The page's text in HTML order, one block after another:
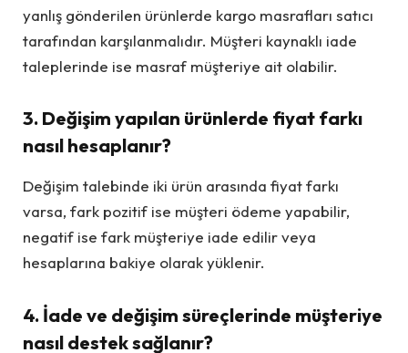
yanlış gönderilen ürünlerde kargo masrafları satıcı
tarafından karşılanmalıdır. Müşteri kaynaklı iade
taleplerinde ise masraf müşteriye ait olabilir.
3. Değişim yapılan ürünlerde fiyat farkı
nasıl hesaplanır?
Değişim talebinde iki ürün arasında fiyat farkı
varsa, fark pozitif ise müşteri ödeme yapabilir,
negatif ise fark müşteriye iade edilir veya
hesaplarına bakiye olarak yüklenir.
4. İade ve değişim süreçlerinde müşteriye
nasıl destek sağlanır?